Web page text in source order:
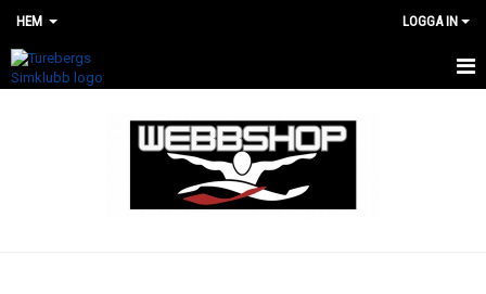
HEM LOGGA IN
RENOVERING AV SIMHALLEN